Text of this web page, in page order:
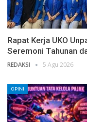
Rapat Kerja UKO
Seremoni Tahunan
REDAKSI 5 Agu 2026
OPINI